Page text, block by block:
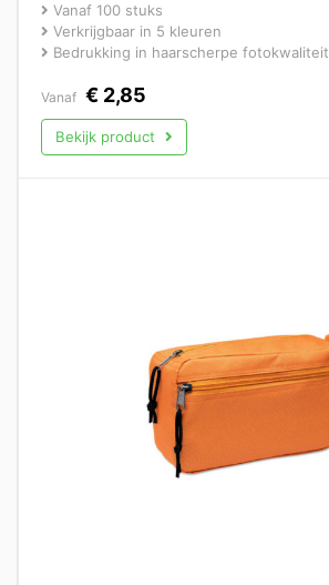
Vanaf 100 stuks
Verkrijgbaar in 5 kleuren
Bedrukking in haarscherpe fotokwaliteit
Vanaf € 2,85
Bekijk product